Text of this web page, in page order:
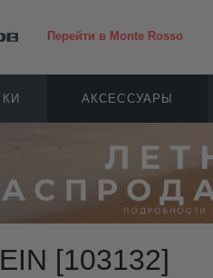
Перейти в Monte Rosso
АКСЕССУАРЫ
[103132]